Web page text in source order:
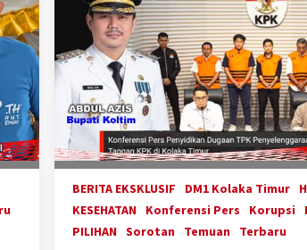
BERITA EKSKLUSIF DM1 Kolaka Timur
KESEHATAN
Konferensi Pers Korupsi
PILIHAN Sorotan Temuan Terbaru